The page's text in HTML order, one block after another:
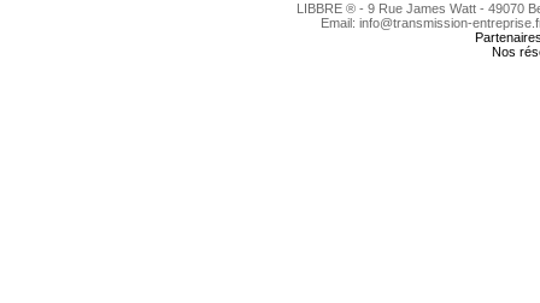
LIBBRE ® - 9 Rue James Watt - 49070
Email: info@transmission-
Nos